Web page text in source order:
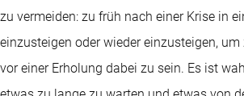
zu vermeiden: zu früh nach einer Krise in
einzusteigen oder wieder einzusteigen, um
vor einer Erholung dabei zu sein. Es ist